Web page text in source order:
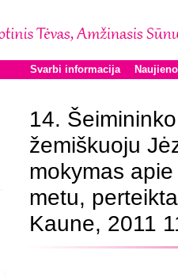
Svarbi informacija
14.
žemiškuoju
mokymas
metu,
Kaune, 2011